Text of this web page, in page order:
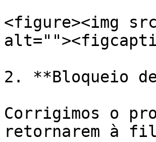
<figure><img
2. **Bloqueio
Corrigimos o
retornarem à